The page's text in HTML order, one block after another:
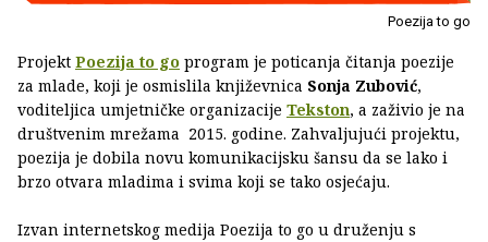
Poezija to go
Projekt Poezija to go program je poticanja čitanja poezije
za mlade, koji je osmislila književnica Sonja Zubović,
voditeljica umjetničke organizacije Tekston, a zaživio je na
društvenim mrežama 2015. godine. Zahvaljujući projektu,
poezija je dobila novu komunikacijsku šansu da se lako i
brzo otvara mladima i svima koji se tako osjećaju.
Izvan internetskog medija Poezija to go u druženju s